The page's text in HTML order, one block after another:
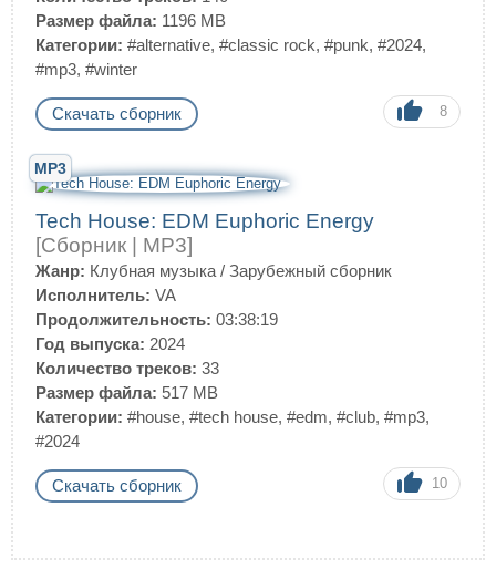
Размер файла: 1196 MB
Категории: #alternative, #classic rock, #punk, #2024,
#mp3, #winter
Скачать сборник 8
MP3
Tech House: EDM Euphoric Energy
[Сборник | MP3]
Жанр: Клубная музыка / Зарубежный сборник
Исполнитель: VA
Продолжительность: 03:38:19
Год выпуска: 2024
Количество треков: 33
Размер файла: 517 MB
Категории: #house, #tech house, #edm, #club, #mp3,
#2024
Скачать сборник 10